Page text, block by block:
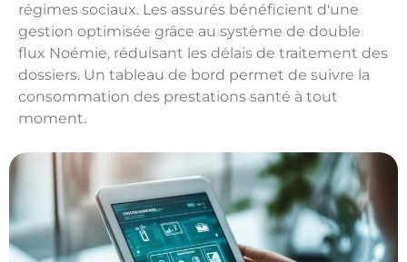
régimes sociaux. Les assurés bénéficient d'une
gestion optimisée grâce au système de double
flux Noémie, réduisant les délais de traitement des
dossiers. Un tableau de bord permet de suivre la
consommation des prestations santé à tout
moment.